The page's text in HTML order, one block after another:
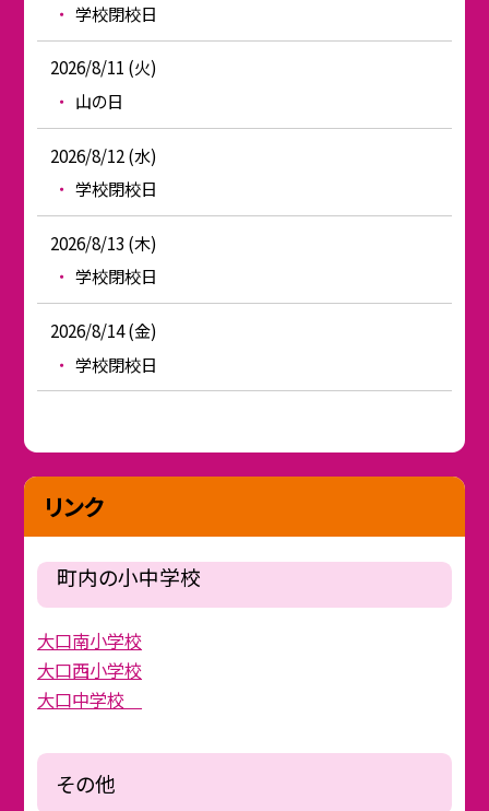
学校閉校日
2026/8/11 (火)
山の日
2026/8/12 (水)
学校閉校日
2026/8/13 (木)
学校閉校日
2026/8/14 (金)
学校閉校日
リンク
町内の小中学校
大口南小学校
大口西小学校
大口中学校
その他